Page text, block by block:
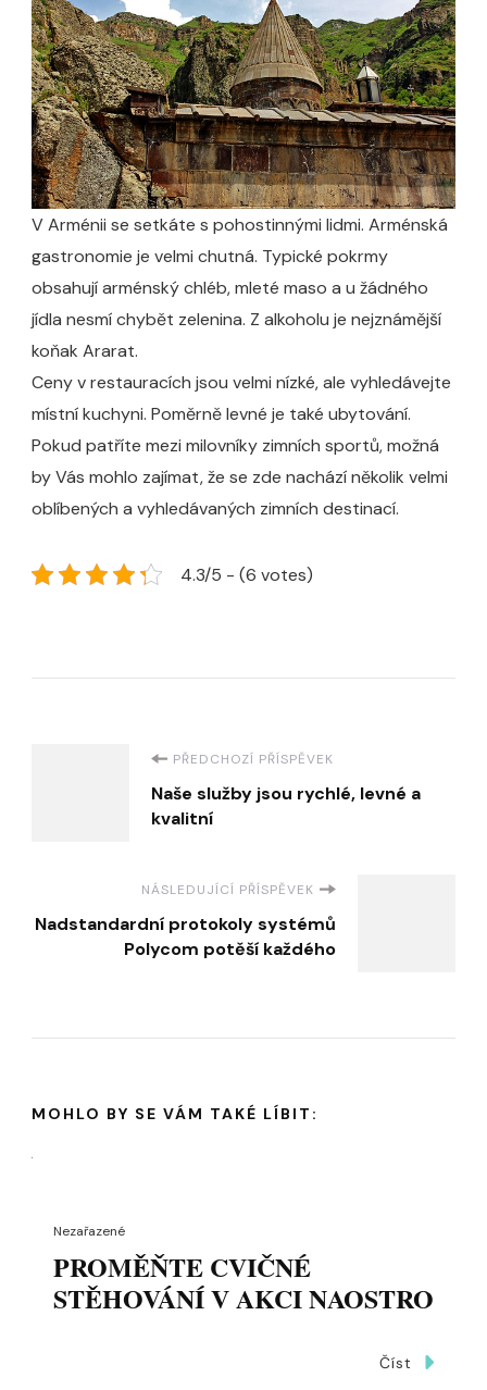
V Arménii se setkáte s pohostinnými lidmi. Arménská
gastronomie je velmi chutná. Typické pokrmy
obsahují arménský chléb, mleté maso a u žádného
jídla nesmí chybět zelenina. Z alkoholu je nejznámější
koňak Ararat.
Ceny v restauracích jsou velmi nízké, ale vyhledávejte
místní kuchyni. Poměrně levné je také ubytování.
Pokud patříte mezi milovníky zimních sportů, možná
by Vás mohlo zajímat, že se zde nachází několik velmi
oblíbených a vyhledávaných zimních destinací.
4.3/5 - (6 votes)
Navigace
příspěvku
PŘEDCHOZÍ PŘÍSPĚVEK
Naše služby jsou rychlé, levné a
kvalitní
NÁSLEDUJÍCÍ PŘÍSPĚVEK
Nadstandardní protokoly systémů
Polycom potěší každého
MOHLO BY SE VÁM TAKÉ LÍBIT:
Nezařazené
PROMĚŇTE CVIČNÉ
STĚHOVÁNÍ V AKCI NAOSTRO
Číst